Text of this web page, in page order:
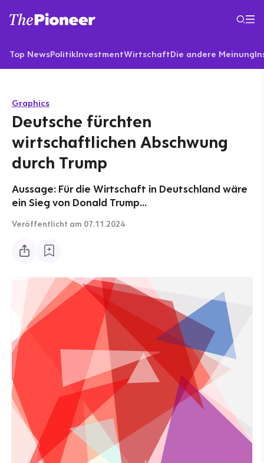
Top NewsPolitikInvestmentWirtschaftDie andere Meinung
Graphics
Deutsche fürchten
wirtschaftlichen Abschwung
durch Trump
Aussage: Für die Wirtschaft in Deutschland wäre
ein Sieg von Donald Trump...
Veröffentlicht am 07.11.2024